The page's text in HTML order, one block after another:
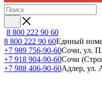
8 800 222 90 60
8 800 222 90 60Единый
+7 989 756-90-60Сочи, ул.
+7 918 904-90-60Сочи
+7 988 406-90-60Адлер, ул.